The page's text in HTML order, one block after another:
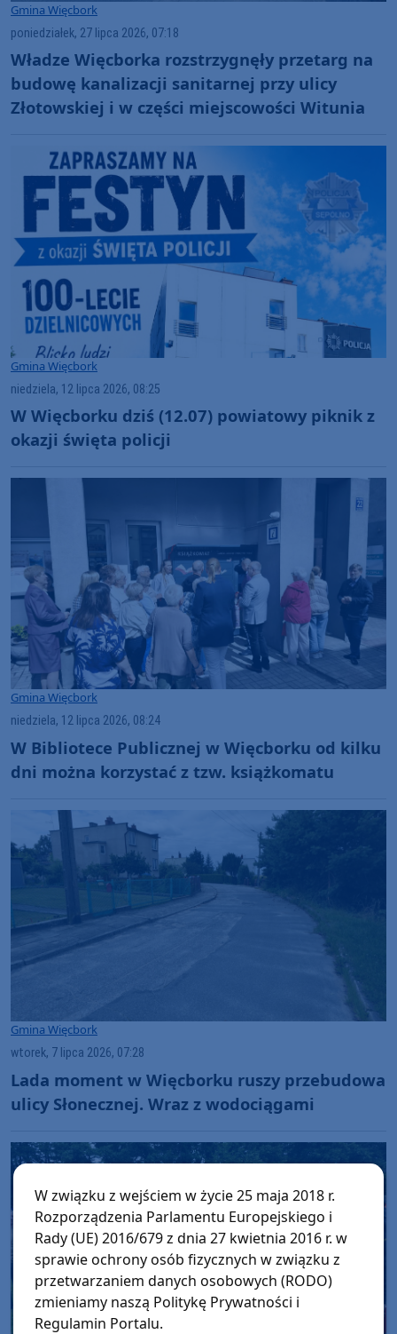
Gmina Więcbork
poniedziałek, 27 lipca 2026, 07:18
Władze Więcborka rozstrzygnęły przetarg na
budowę kanalizacji sanitarnej przy ulicy
Złotowskiej i w części miejscowości Witunia
Gmina Więcbork
niedziela, 12 lipca 2026, 08:25
W Więcborku dziś (12.07) powiatowy piknik z
okazji święta policji
Gmina Więcbork
niedziela, 12 lipca 2026, 08:24
W Bibliotece Publicznej w Więcborku od kilku
dni można korzystać z tzw. książkomatu
Gmina Więcbork
wtorek, 7 lipca 2026, 07:28
Lada moment w Więcborku ruszy przebudowa
ulicy Słonecznej. Wraz z wodociągami
W związku z wejściem w życie 25 maja 2018 r.
Rozporządzenia Parlamentu Europejskiego i
Rady (UE) 2016/679 z dnia 27 kwietnia 2016 r. w
sprawie ochrony osób fizycznych w związku z
przetwarzaniem danych osobowych (RODO)
zmieniamy naszą Politykę Prywatności i
Regulamin Portalu.